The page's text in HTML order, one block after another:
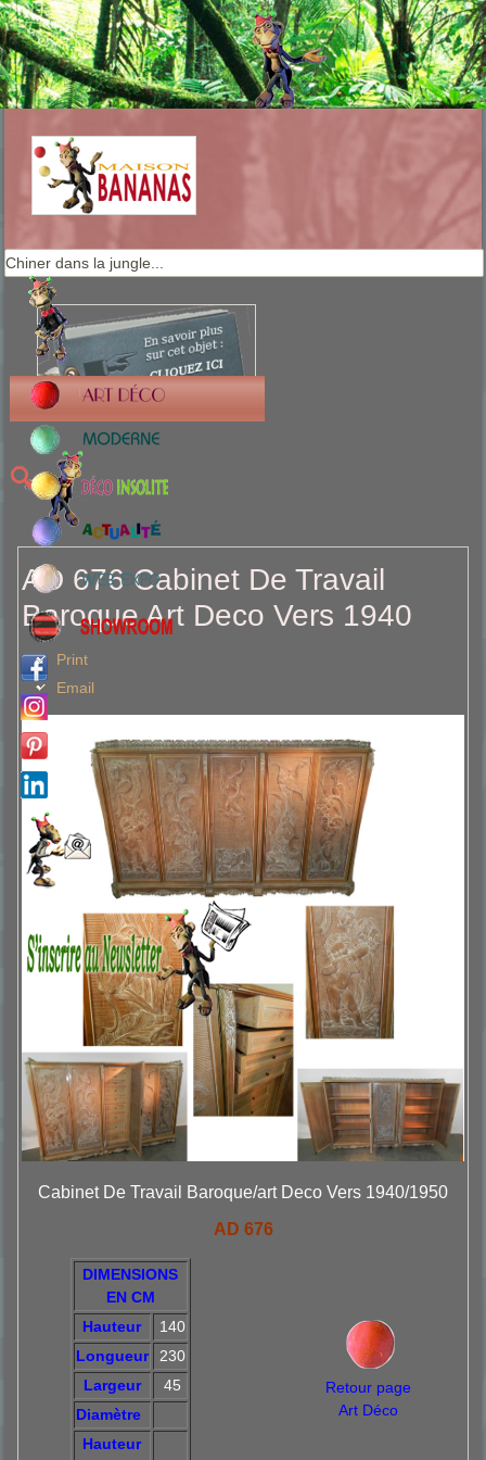
AD 676 Cabinet De Travail
Baroque Art Deco Vers 1940
Print
Email
Cabinet De Travail Baroque/art Deco Vers 1940/1950
AD 676
DIMENSIONS
EN CM
Hauteur
140
Longueur
230
Largeur
45
Diamètre
Hauteur
Retour page
Art Déco